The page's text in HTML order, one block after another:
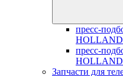
пресс-
HOLLAND
пресс-
HOLLAND
Запчасти для